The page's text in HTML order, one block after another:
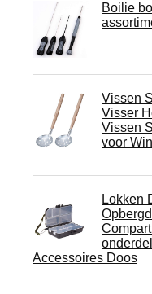
Boilie
Vissen
Visser
Vissen
voor
Lokken
Accessoires Doos